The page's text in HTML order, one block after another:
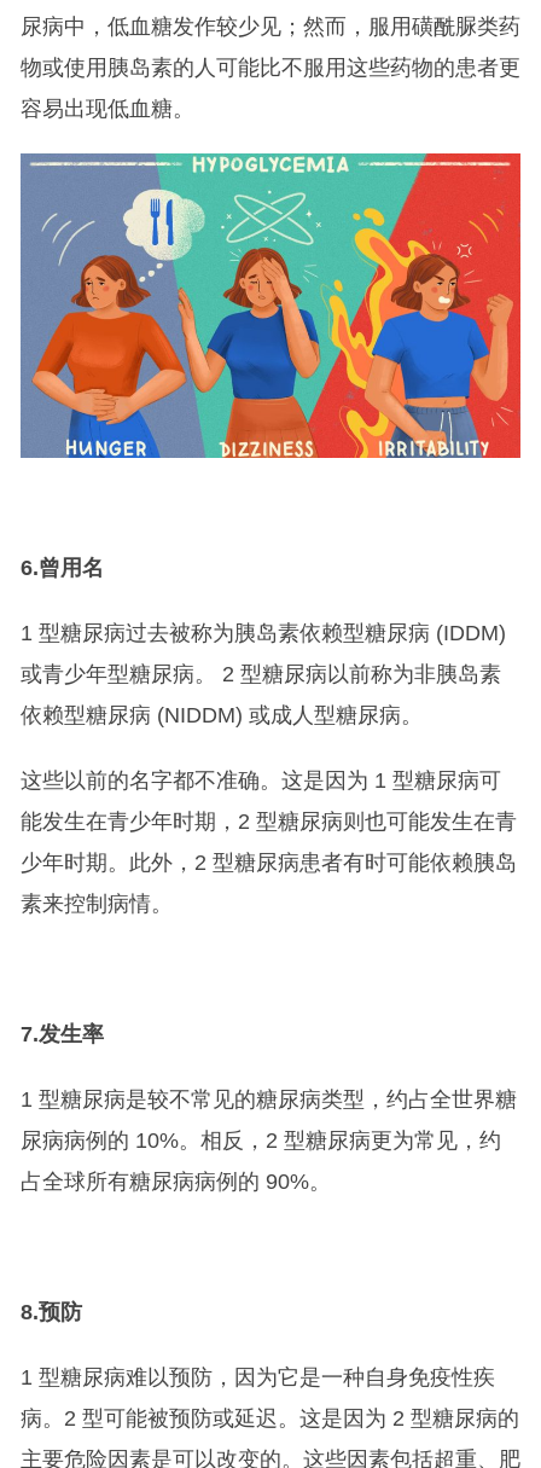
尿病中，低血糖发作较少见；然而，服用磺酰脲类药
物或使用胰岛素的人可能比不服用这些药物的患者更
容易出现低血糖。
6.曾用名
1 型糖尿病过去被称为胰岛素依赖型糖尿病 (IDDM)
或青少年型糖尿病。 2 型糖尿病以前称为非胰岛素
依赖型糖尿病 (NIDDM) 或成人型糖尿病。
这些以前的名字都不准确。这是因为 1 型糖尿病可
能发生在青少年时期，2 型糖尿病则也可能发生在青
少年时期。此外，2 型糖尿病患者有时可能依赖胰岛
素​​来控制病情。
7.发生率
1 型糖尿病是较不常见的糖尿病类型，约占全世界糖
尿病病例的 10%。相反，2 型糖尿病更为常见，约
占全球所有糖尿病病例的 90%。
8.预防
1 型糖尿病难以预防，因为它是一种自身免疫性疾
病。2 型可能被预防或延迟。这是因为 2 型糖尿病的
主要危险因素是可以改变的。这些因素包括超重、肥